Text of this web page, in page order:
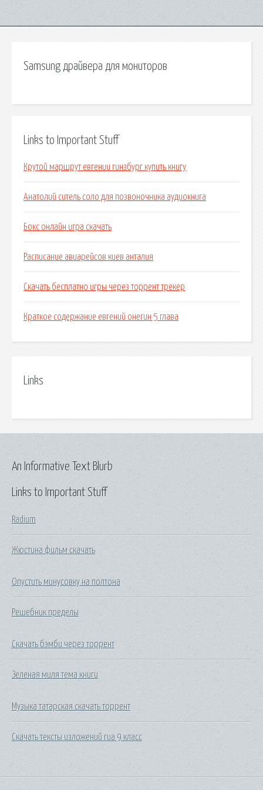
Samsung драйвера для мониторов
Links to Important Stuff
Крутой маршрут евгении гинзбург купить книгу
Анатолий ситель соло для позвоночника аудиокнига
Бокс онлайн игра скачать
Расписание авиарейсов киев анталия
Скачать бесплатно игры через торрент трекер
Краткое содержание евгений онегин 5 глава
Links
Links to Important Stuff
Radium
Жюстина фильм скачать
Опустить минусовку на полтона
Решебник пределы
Скачать бэмби через торрент
Зеленая миля тема книги
Музыка татарская скачать торрент
Скачать тексты изложений гиа 9 класс
An Informative Text Blurb